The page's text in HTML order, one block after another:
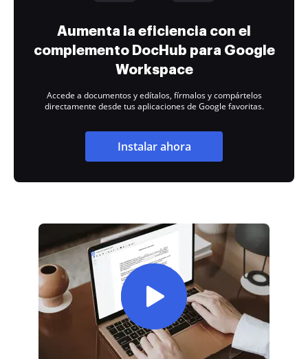
Aumenta la eficiencia con el
complemento DocHub para Google
Workspace
Accede a documentos y edítalos, fírmalos y compártelos
directamente desde tus aplicaciones de Google favoritas.
Instalar ahora